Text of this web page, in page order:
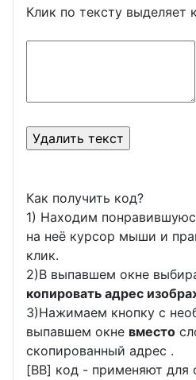
Клик по тексту выделяет
Как получить код?
1) Находим
на неё курсор мыши и
клик.
2)В выпавшем окне
копировать адрес
3)Нажимаем кнопку с
выпавшем окне вместо
скопированный адрес .
[BB] код - применяют для